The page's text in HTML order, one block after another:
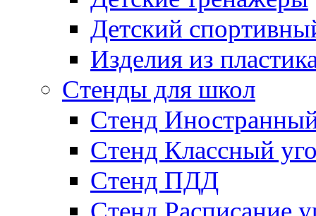
Детский
Изделия из
Стенды для школ
Стенд
Стенд Классный
Стенд ПДД